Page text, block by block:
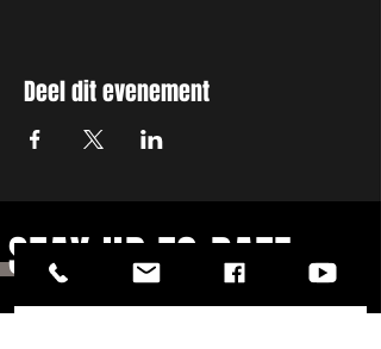
Deel dit evenement
STAY UP TO DATE